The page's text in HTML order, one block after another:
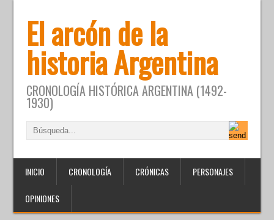
El arcón de la
historia Argentina
CRONOLOGÍA HISTÓRICA ARGENTINA (1492-
1930)
INICIO CRONOLOGÍA CRÓNICAS PERSONAJES
OPINIONES